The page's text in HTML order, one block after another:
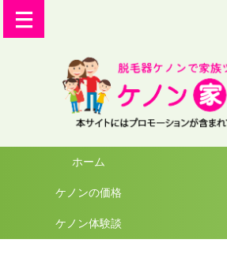
ホーム
ケノンの価格
ケノン体験談